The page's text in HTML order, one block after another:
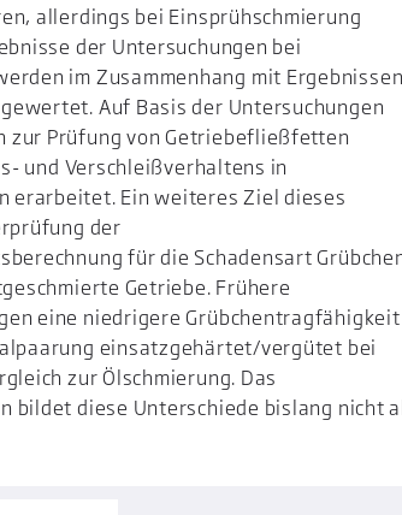
allerdings bei Einsprühschmierung
der Untersuchungen bei
im Zusammenhang mit
Auf Basis der Untersuchungen
zur Prüfung von Getriebefließfetten
und Verschleißverhaltens in
erarbeitet. Ein weiteres Ziel dieses
der
für die Schadensart
Getriebe. Frühere
eine niedrigere
einsatzgehärtet/vergütet bei
zur Ölschmierung. Das
bildet diese Unterschiede bislang nicht